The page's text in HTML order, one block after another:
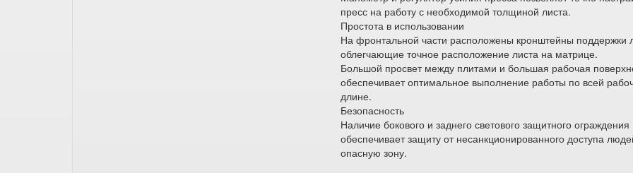
пресс на работу с необходимой толщиной листа.
Простота в использовании
На фронтальной части расположены кронштейны поддержки
облегчающие точное расположение листа на матрице.
Большой просвет между плитами и большая рабочая
обеспечивает оптимальное выполнение работы по всей
длине.
Безопасность
Наличие бокового и заднего светового защитного ограждения
обеспечивает защиту от несанкционированного доступа
опасную зону.